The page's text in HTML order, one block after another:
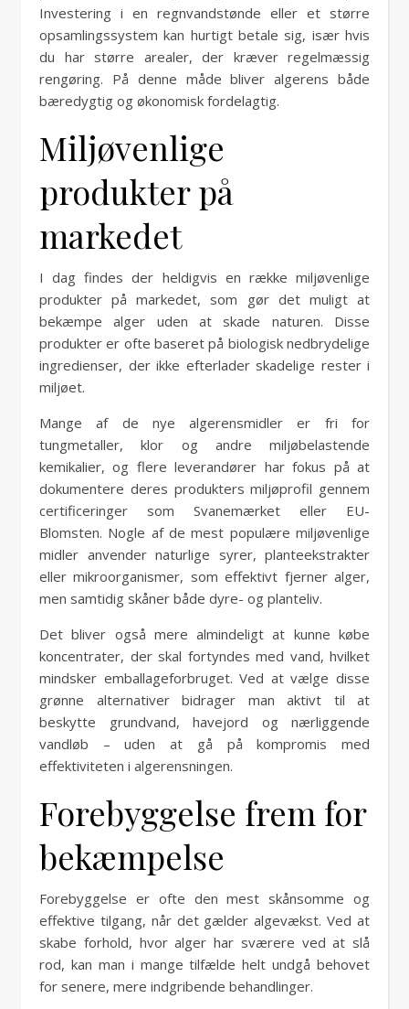
Investering i en regnvandstønde eller et større
opsamlingssystem kan hurtigt betale sig, især hvis
du har større arealer, der kræver regelmæssig
rengøring. På denne måde bliver algerens både
bæredygtig og økonomisk fordelagtig.
Miljøvenlige
produkter på
markedet
I dag findes der heldigvis en række miljøvenlige
produkter på markedet, som gør det muligt at
bekæmpe alger uden at skade naturen. Disse
produkter er ofte baseret på biologisk nedbrydelige
ingredienser, der ikke efterlader skadelige rester i
miljøet.
Mange af de nye algerensmidler er fri for
tungmetaller, klor og andre miljøbelastende
kemikalier, og flere leverandører har fokus på at
dokumentere deres produkters miljøprofil gennem
certificeringer som Svanemærket eller EU-
Blomsten. Nogle af de mest populære miljøvenlige
midler anvender naturlige syrer, planteekstrakter
eller mikroorganismer, som effektivt fjerner alger,
men samtidig skåner både dyre- og planteliv.
Det bliver også mere almindeligt at kunne købe
koncentrater, der skal fortyndes med vand, hvilket
mindsker emballageforbruget. Ved at vælge disse
grønne alternativer bidrager man aktivt til at
beskytte grundvand, havejord og nærliggende
vandløb – uden at gå på kompromis med
effektiviteten i algerensningen.
Forebyggelse frem for
bekæmpelse
Forebyggelse er ofte den mest skånsomme og
effektive tilgang, når det gælder algevækst. Ved at
skabe forhold, hvor alger har sværere ved at slå
rod, kan man i mange tilfælde helt undgå behovet
for senere, mere indgribende behandlinger.